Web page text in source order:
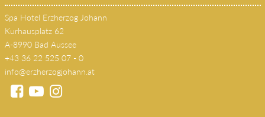
Spa Hotel Erzherzog Johann
Kurhausplatz 62
A-8990 Bad Aussee
+43 36 22 525 07 - 0
info@erzherzogjohann.at